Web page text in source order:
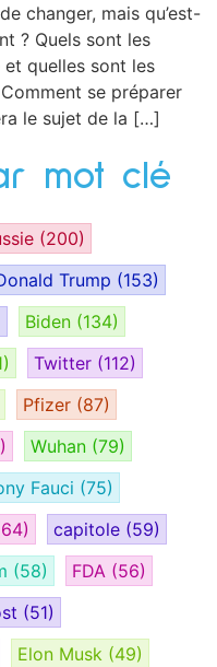
changer, mais qu’est-
? Quels sont les
quelles sont les
se préparer
le sujet de la […]
mot clé
(200)
Trump (153)
Biden (134)
Twitter (112)
Pfizer (87)
Wuhan (79)
Fauci (75)
capitole (59)
(58) FDA (56)
(51)
Elon Musk (49)